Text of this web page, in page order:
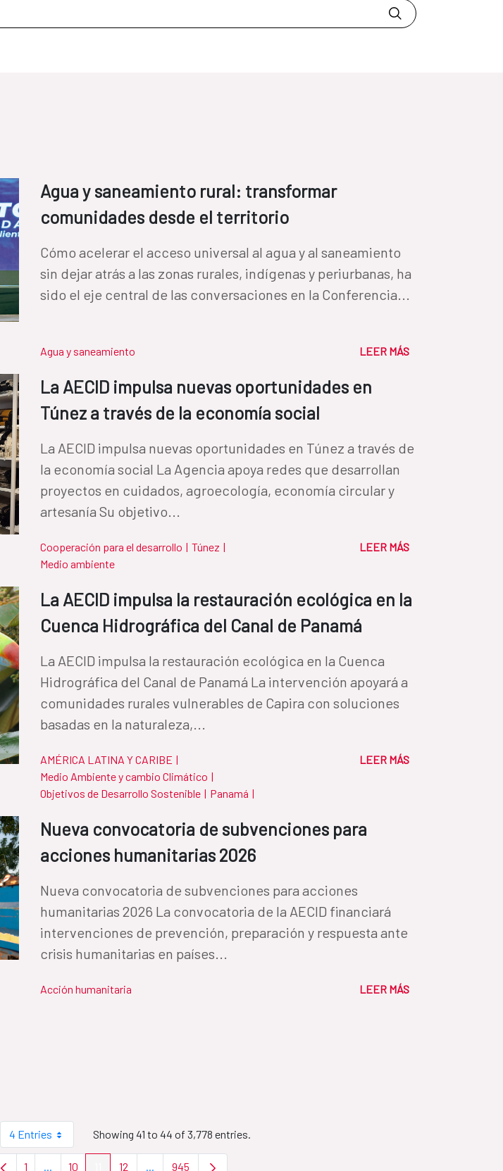
Agua y saneamiento rural: transformar
comunidades desde el territorio
Cómo acelerar el acceso universal al agua y al saneamiento
sin dejar atrás a las zonas rurales, indígenas y periurbanas, ha
sido el eje central de las conversaciones en la Conferencia...
Agua y saneamiento LEER MÁS
La AECID impulsa nuevas oportunidades en
Túnez a través de la economía social
La AECID impulsa nuevas oportunidades en Túnez a través de
la economía social La Agencia apoya redes que desarrollan
proyectos en cuidados, agroecología, economía circular y
artesanía Su objetivo...
Cooperación para el desarrollo | Túnez |
Medio ambiente
LEER MÁS
La AECID impulsa la restauración ecológica en la
Cuenca Hidrográfica del Canal de Panamá
La AECID impulsa la restauración ecológica en la Cuenca
Hidrográfica del Canal de Panamá La intervención apoyará a
comunidades rurales vulnerables de Capira con soluciones
basadas en la naturaleza,...
AMÉRICA LATINA Y CARIBE |
Medio Ambiente y cambio Climático |
Objetivos de Desarrollo Sostenible | Panamá |
LEER MÁS
Nueva convocatoria de subvenciones para
acciones humanitarias 2026
Nueva convocatoria de subvenciones para acciones
humanitarias 2026 La convocatoria de la AECID financiará
intervenciones de prevención, preparación y respuesta ante
crisis humanitarias en países...
Acción humanitaria LEER MÁS
4 Entries Showing 41 to 44 of 3,778 entries.
1 10 12 945